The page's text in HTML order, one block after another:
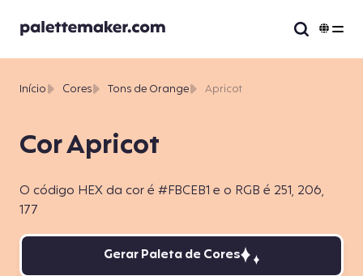
Cor Apricot
O código HEX da cor é #FBCEB1 e o RGB é 251, 206,
177
Início Cores Tons de Orange Apricot
Gerar Paleta de Cores